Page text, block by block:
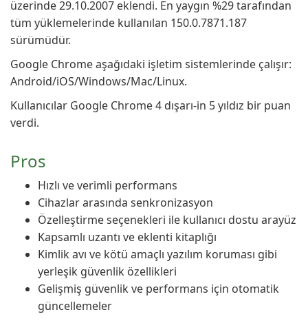
üzerinde 29.10.2007 eklendi. En yaygın %29 tarafından
tüm yüklemelerinde kullanılan 150.0.7871.187
sürümüdür.
Google Chrome aşağıdaki işletim sistemlerinde çalışır:
Android/iOS/Windows/Mac/Linux.
Kullanıcılar Google Chrome 4 dışarı-in 5 yıldız bir puan
verdi.
Pros
Hızlı ve verimli performans
Cihazlar arasında senkronizasyon
Özelleştirme seçenekleri ile kullanıcı dostu arayüz
Kapsamlı uzantı ve eklenti kitaplığı
Kimlik avı ve kötü amaçlı yazılım koruması gibi
yerleşik güvenlik özellikleri
Gelişmiş güvenlik ve performans için otomatik
güncellemeler